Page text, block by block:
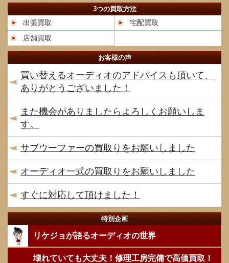
3つの買取方法
出張買取
宅配買取
店舗買取
お客様の声
買い替えるオーディオのアドバイスも頂いて、
ありがとうございました！
また機会がありましたらよろしくお願いしま
す。
サブウーファーの買取りをお願いしました
オーディオ一式の買取りをお願いしました
すぐに対応して頂けました！
特別企画
リケジョが語るオーディオの世界
壊れていても大丈夫！修理工房完備で高価買取！